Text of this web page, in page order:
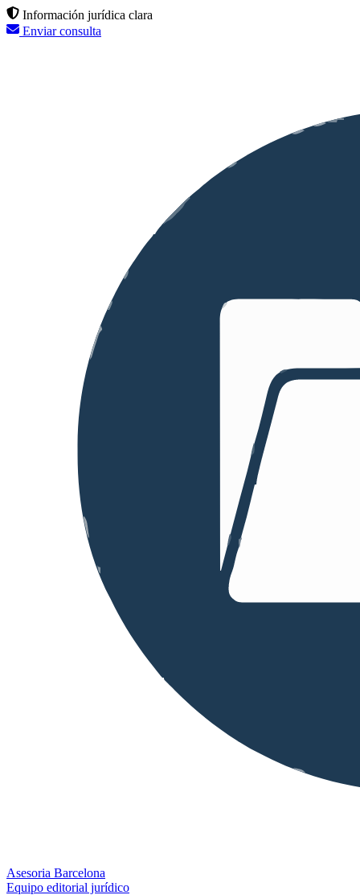
Información jurídica clara
Enviar consulta
Asesoria Barcelona
Equipo editorial jurídico